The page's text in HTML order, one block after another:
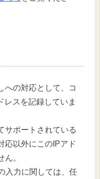
への対応として、コ
レスを記録していま
サポートされている
応以外にこのIPアド
。
入力に関しては、任